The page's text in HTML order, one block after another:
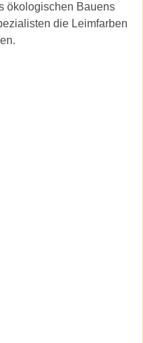
ökologischen Bauens
die Leimfarben